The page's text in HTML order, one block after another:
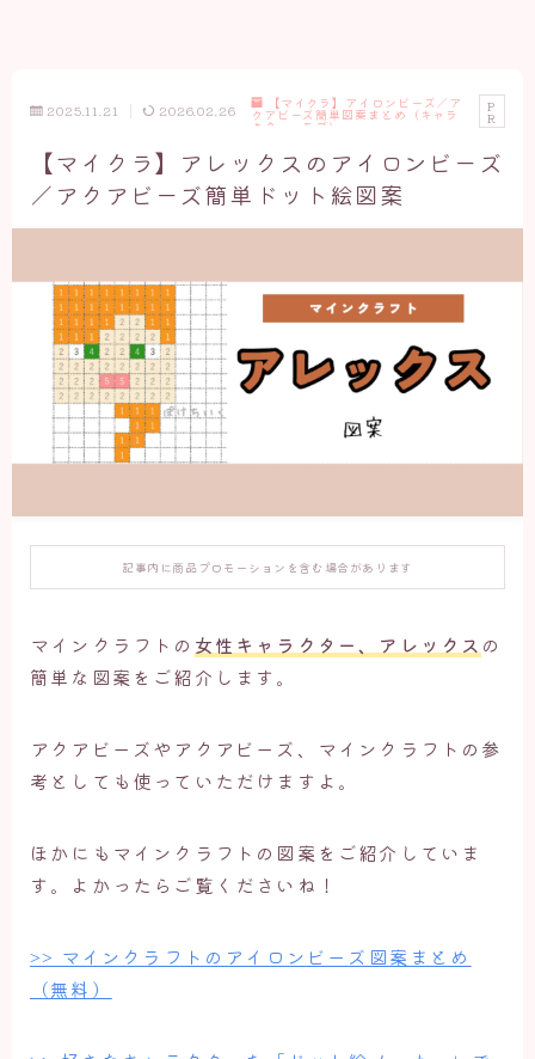
2025.11.21 2026.02.26 【マイクラ】アイロンビーズ／ア
クアビーズ簡単図案まとめ（キャラ
クター・モブ）
P
R
【マイクラ】アレックスのアイロンビーズ
／アクアビーズ簡単ドット絵図案
記事内に商品プロモーションを含む場合があります
マインクラフトの 女性キャラクター、アレックス の
簡単な図案をご紹介します。
アクアビーズやアクアビーズ、マインクラフトの参
考としても使っていただけますよ。
ほかにもマインクラフトの図案をご紹介していま
す。よかったらご覧くださいね！
>> マインクラフトのアイロンビーズ図案まとめ
（無料）